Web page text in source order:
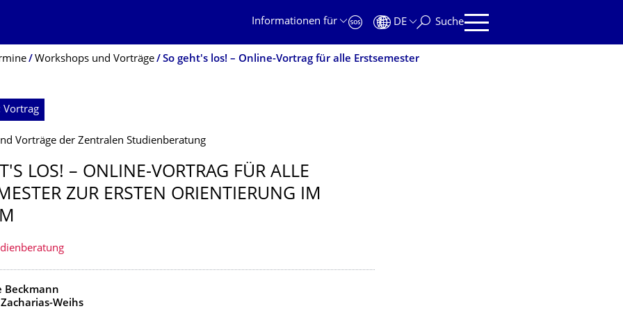
Informationen für
DE Suche
Workshops und Vorträge So geht's los! – Online-Vortrag für alle Erstsemester
Vortrag
Vorträge der Zentralen Studienberatung
LOS! – ONLINE-VORTRAG FÜR ALLE
ZUR ERSTEN ORIENTIERUNG IM
Beckmann
Weihs